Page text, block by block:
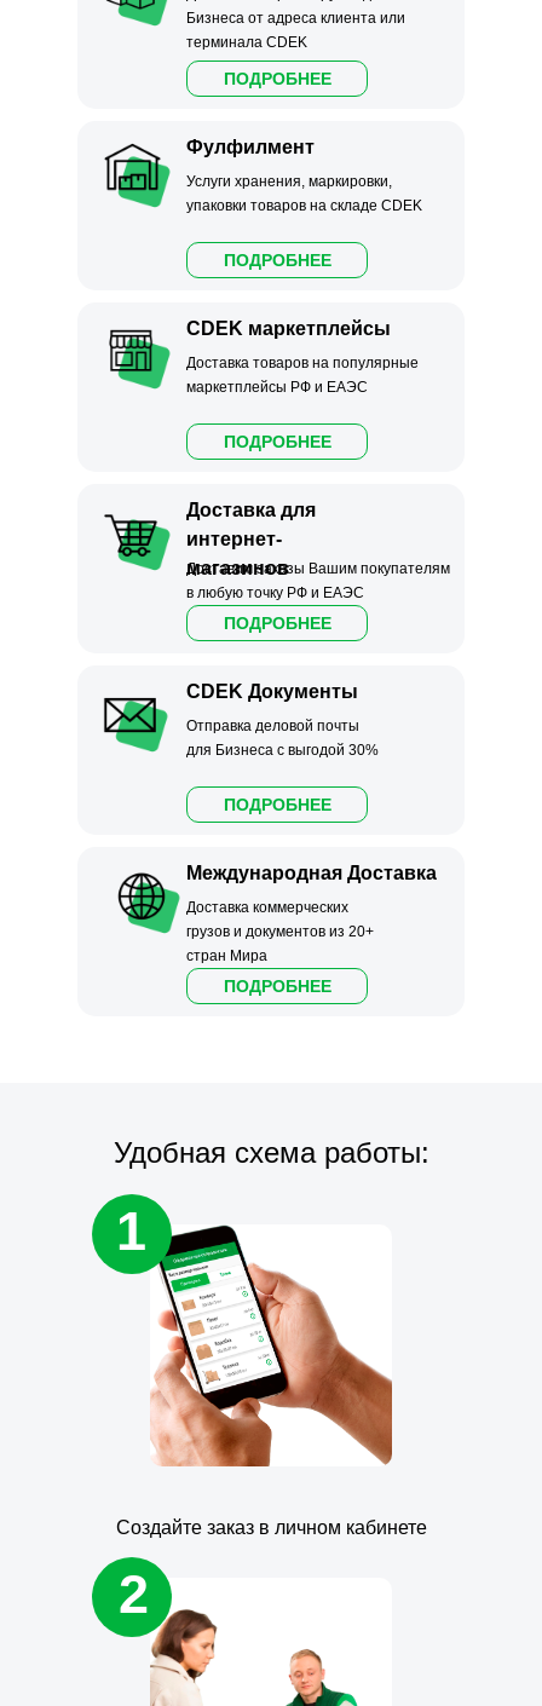
Услуги хранения, маркировки,
упаковки товаров на складе CDEK
Фулфилмент
ПОДРОБНЕЕ
Бизнеса от адреса клиента или
терминала CDEK
ПОДРОБНЕЕ
Доставка товаров на популярные
маркетплейсы РФ и ЕАЭС
CDEK маркетплейсы
ПОДРОБНЕЕ
Доставим заказы Вашим покупателям
в любую точку РФ и ЕАЭС
Доставка для
интернет-
магазинов
ПОДРОБНЕЕ
Отправка деловой почты
для Бизнеса с выгодой 30%
CDEK Документы
ПОДРОБНЕЕ
Доставка коммерческих
грузов и документов из 20+
стран Мира
Международная Доставка
ПОДРОБНЕЕ
Создайте заказ в личном кабинете
Удобная схема работы:
1
2